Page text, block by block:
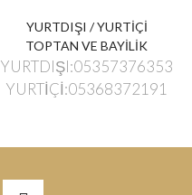
YURTDIŞI / YURTİÇİ
TOPTAN VE BAYİLİK
YURTDIŞI:05357376353
YURTİÇİ:05368372191